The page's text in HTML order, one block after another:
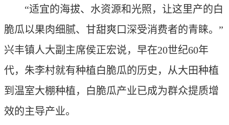
“适宜的海拔、水资源和光照，让这里产的白
脆瓜以果肉细腻、甘甜爽口深受消费者的青睐。”
兴丰镇人大副主席侯正宏说，早在20世纪60年
代，朱李村就有种植白脆瓜的历史，从大田种植
到温室大棚种植，白脆瓜产业已成为群众提质增
效的主导产业。